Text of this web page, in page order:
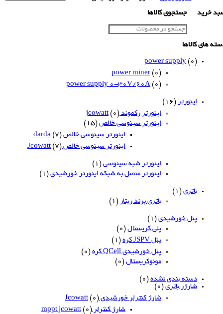
جستجوی کالاها
power supply
power miner
power supply 0-30V/60A
اینورتر رکموند jcowatt(0)
اینورتر سینوسی خالص (15)
اینورتر سینوسی خالص darda(7)
اینورتر سینوسی خالص Jcowatt(7)
اینورتر شبه سینوسی (1)
اینورتر متصل به شبکه اینورتر خورشیدی (1)
باتری برند ریتار (1)
پنل خورشیدی (1)
پلی کریستال (0)
(1)
پنل خورشیدی QCell کره
(0)
مونوکریستال (0)
دسته بندی نشده (0)
شارژر باتری (0)
شارژ کنترلر خورشیدی Jcowatt(0)
شارژ کنترلر mppt jcowatt(0)